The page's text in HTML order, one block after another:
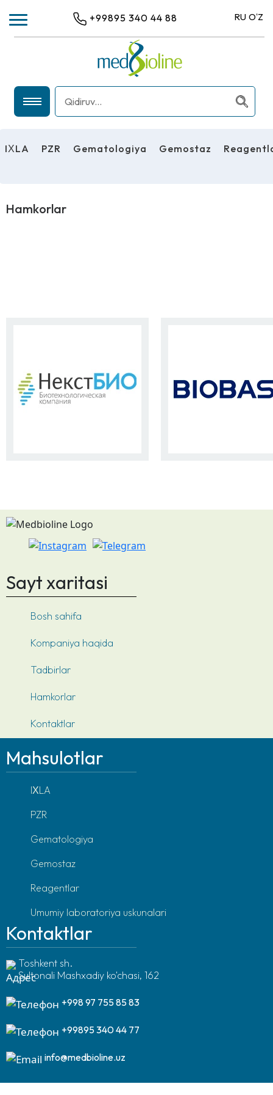
+99895 340 44 88 RU OʻZ
IХLA PZR Gematologiya Gemostaz
Hamkorlar
IХLA
Sayt xaritasi
Bosh sahifa
Kompaniya haqida
Tadbirlar
Hamkorlar
Kontaktlar
Mahsulotlar
IХLA
PZR
Gematologiya
Gemostaz
Reagentlar
Umumiy laboratoriya uskunalari
Kontaktlar
Toshkent sh.
Sultonali Mashxadiy ko'chasi, 162
+998 97 755 85 83
+99895 340 44 77
info@medbioline.uz